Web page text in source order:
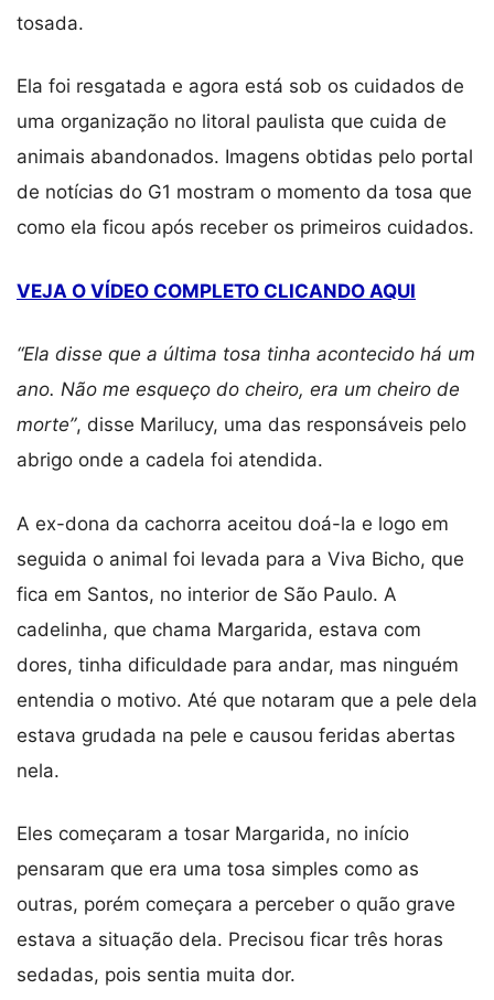
tosada.
Ela foi resgatada e agora está sob os cuidados de
uma organização no litoral paulista que cuida de
animais abandonados. Imagens obtidas pelo portal
de notícias do G1 mostram o momento da tosa que
como ela ficou após receber os primeiros cuidados.
VEJA O VÍDEO COMPLETO CLICANDO AQUI
“Ela disse que a última tosa tinha acontecido há um
ano. Não me esqueço do cheiro, era um cheiro de
morte”, disse Marilucy, uma das responsáveis pelo
abrigo onde a cadela foi atendida.
A ex-dona da cachorra aceitou doá-la e logo em
seguida o animal foi levada para a Viva Bicho, que
fica em Santos, no interior de São Paulo. A
cadelinha, que chama Margarida, estava com
dores, tinha dificuldade para andar, mas ninguém
entendia o motivo. Até que notaram que a pele dela
estava grudada na pele e causou feridas abertas
nela.
Eles começaram a tosar Margarida, no início
pensaram que era uma tosa simples como as
outras, porém começara a perceber o quão grave
estava a situação dela. Precisou ficar três horas
sedadas, pois sentia muita dor.